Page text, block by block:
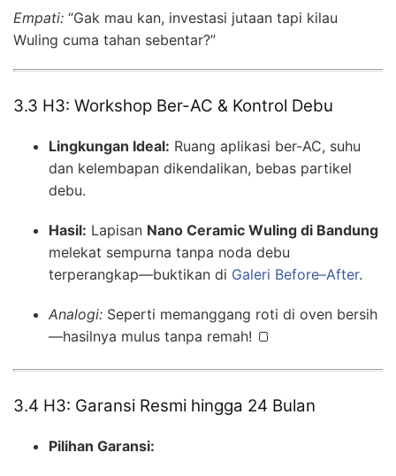
Empati: “Gak mau kan, investasi jutaan tapi kilau
Wuling cuma tahan sebentar?”
3.3 H3: Workshop Ber-AC & Kontrol Debu
Lingkungan Ideal: Ruang aplikasi ber-AC, suhu
dan kelembapan dikendalikan, bebas partikel
debu.
Hasil: Lapisan Nano Ceramic Wuling di Bandung
melekat sempurna tanpa noda debu
terperangkap—buktikan di Galeri Before–After.
Analogi: Seperti memanggang roti di oven bersih
—hasilnya mulus tanpa remah! 🍞
3.4 H3: Garansi Resmi hingga 24 Bulan
Pilihan Garansi: